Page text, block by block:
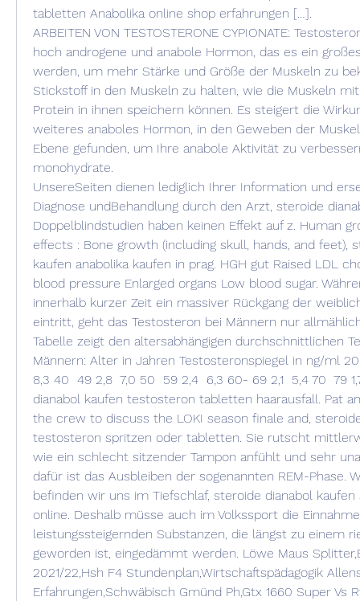
tabletten Anabolika online shop erfahrungen […].
ARBEITEN VON TESTOSTERONE CYPIONATE:
hoch androgene und anabole Hormon, das es ein
werden, um mehr Stärke und Größe der Muskeln zu
Stickstoff in den Muskeln zu halten, wie die Muskeln
Protein in ihnen speichern können. Es steigert die
weiteres anaboles Hormon, in den Geweben der
Ebene gefunden, um Ihre anabole Aktivität zu
monohydrate.
UnsereSeiten dienen lediglich Ihrer Information und
Diagnose undBehandlung durch den Arzt, steroide
Doppelblindstudien haben keinen Effekt auf z. Human
effects : Bone growth (including skull, hands, and feet),
kaufen anabolika kaufen in prag. HGH gut Raised LDL
blood pressure Enlarged organs Low blood sugar.
innerhalb kurzer Zeit ein massiver Rückgang der
eintritt, geht das Testosteron bei Männern nur
Tabelle zeigt den altersabhängigen durchschnittlichen
Männern: Alter in Jahren Testosteronspiegel in ng/ml
8,3 40  49 2,8  7,0 50  59 2,4  6,3 60- 69 2,1  5,4 70  79
dianabol kaufen testosteron tabletten haarausfall. Pat
the crew to discuss the LOKI season finale and,
testosteron spritzen oder tabletten. Sie rutscht
wie ein schlecht sitzen­der Tam­pon anfühlt und sehr
dafür ist das Ausbleiben der sogenannten REM-Phase.
befinden wir uns im Tiefschlaf, steroide dianabol
online. Deshalb müsse auch im Volkssport die
leistungssteigernden Substanzen, die längst zu einem
geworden ist, eingedämmt werden. Löwe Maus
2021/22,Hsh F4 Stundenplan,Wirtschaftspädagogik
Erfahrungen,Schwäbisch Gmünd Ph,Gtx 1660 Super Vs